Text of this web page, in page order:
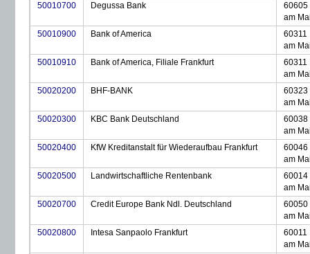
50010700
Degussa Bank
60605
am
50010900
Bank of America
60311
am
50010910
Bank of America, Filiale Frankfurt
60311
am
50020200
BHF-BANK
60323
am
50020300
KBC Bank Deutschland
60038
am
50020400
KfW Kreditanstalt für Wiederaufbau Frankfurt
60046
am
50020500
Landwirtschaftliche Rentenbank
60014
am
50020700
Credit Europe Bank Ndl. Deutschland
60050
am
50020800
Intesa Sanpaolo Frankfurt
60011
am